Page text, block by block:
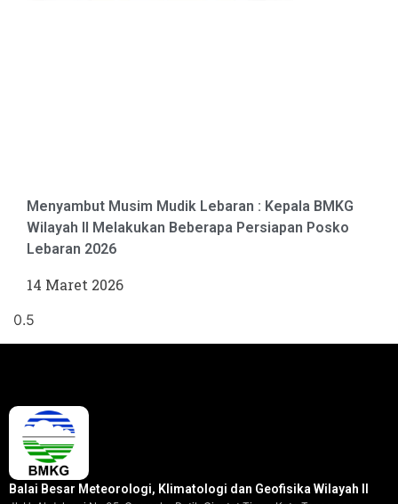
Menyambut Musim Mudik Lebaran : Kepala BMKG
Wilayah II Melakukan Beberapa Persiapan Posko
Lebaran 2026
14 Maret 2026
Balai Besar Meteorologi, Klimatologi dan Geofisika Wilayah II